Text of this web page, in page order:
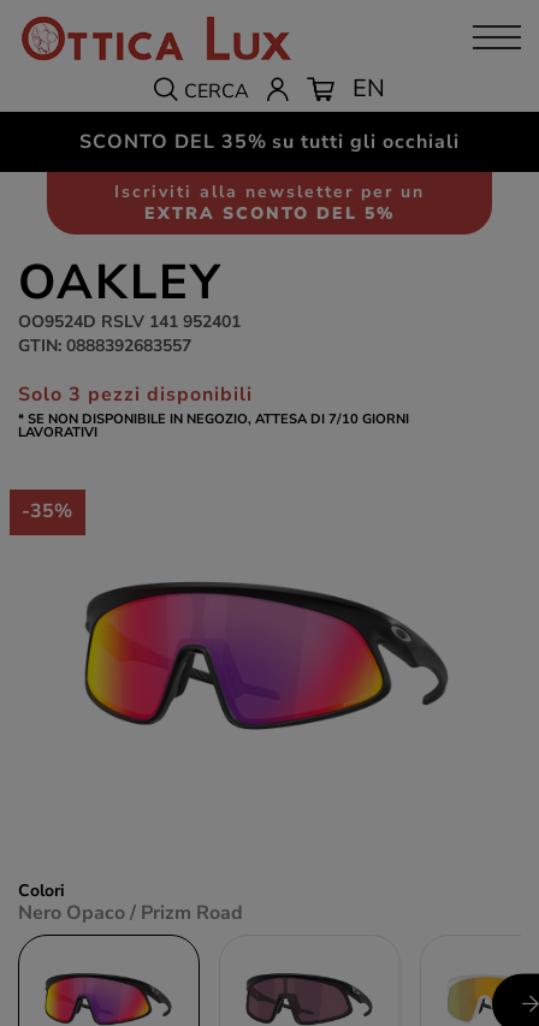
CERCA EN
SCONTO DEL 35% su tutti gli occhiali
Iscriviti alla newsletter per un
EXTRA SCONTO DEL 5%
Occhiali da sole Unisex
OAKLEY
OO9524D RSLV 141 952401
GTIN: 0888392683557
Solo 3 pezzi disponibili
* SE NON DISPONIBILE IN NEGOZIO, ATTESA DI 7/10 GIORNI
LAVORATIVI
-35%
Colori
Nero Opaco / Prizm Road